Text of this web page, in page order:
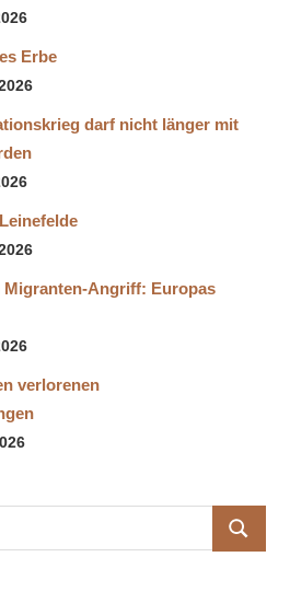
Erbe
darf nicht länger mit
Migranten-Angriff: Europas
verlorenen
SUCHEN